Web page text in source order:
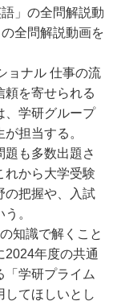
」の全問解説動
全問解説動画を
ョナル 仕事の流
頼を寄せられる
、学研グループ
担当する。
も多数出題さ
れから大学受験
の把握や、入試
。
知識で解くこと
2024年度の共通
「学研プライム
してほしいとし